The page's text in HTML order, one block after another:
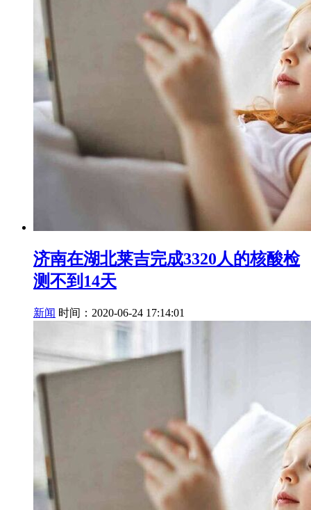
济南在湖北莱吉完成3320人的核酸检
测不到14天
新闻 时间：2020-06-24 17:14:01